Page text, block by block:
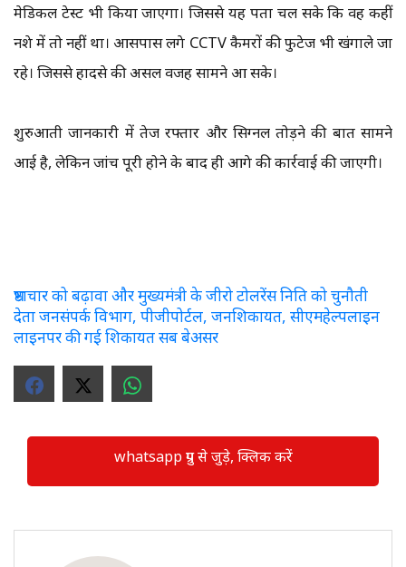
मेडिकल टेस्ट भी किया जाएगा। जिससे यह पता चल सके कि वह कहीं
नशे में तो नहीं था। आसपास लगे CCTV कैमरों की फुटेज भी खंगाले जा
रहे। जिससे हादसे की असल वजह सामने आ सके।
शुरुआती जानकारी में तेज रफ्तार और सिग्नल तोड़ने की बात सामने
आई है, लेकिन जांच पूरी होने के बाद ही आगे की कार्रवाई की जाएगी।
भ्रष्टाचार को बढ़ावा और मुख्यमंत्री के जीरो टोलरेंस निति को चुनौती
देता जनसंपर्क विभाग, पीजीपोर्टल, जनशिकायत, सीएमहेल्पलाइन
लाइनपर की गई शिकायत सब बेअसर
whatsapp ग्रुप से जुड़े, क्लिक करें